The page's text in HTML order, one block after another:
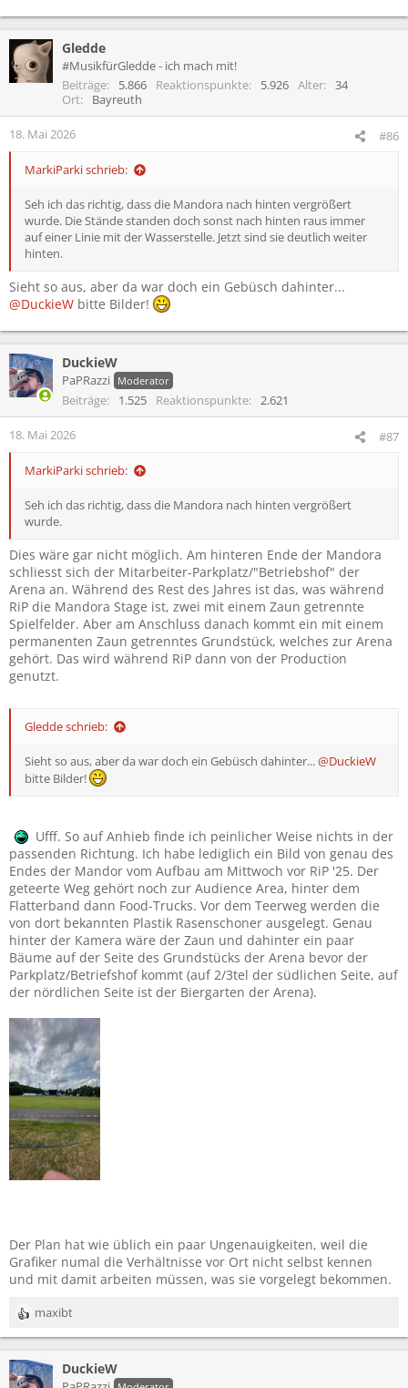
Gledde
#MusikfürGledde - ich mach mit!
Beiträge
5.866 Reaktionspunkte 5.926 Alter
34
Ort
Bayreuth
18. Mai 2026 #86
MarkiParki schrieb:
Seh ich das richtig, dass die Mandora nach hinten vergrößert
wurde. Die Stände standen doch sonst nach hinten raus immer
auf einer Linie mit der Wasserstelle. Jetzt sind sie deutlich weiter
hinten.
Sieht so aus, aber da war doch ein Gebüsch dahinter...
@DuckieW bitte Bilder!
DuckieW
PaPRazzi Moderator
Beiträge 1.525 Reaktionspunkte 2.621
18. Mai 2026 #87
MarkiParki schrieb:
Seh ich das richtig, dass die Mandora nach hinten vergrößert
wurde.
Dies wäre gar nicht möglich. Am hinteren Ende der Mandora
schliesst sich der Mitarbeiter-Parkplatz/"Betriebshof" der
Arena an. Während des Rest des Jahres ist das, was während
RiP die Mandora Stage ist, zwei mit einem Zaun getrennte
Spielfelder. Aber am Anschluss danach kommt ein mit einem
permanenten Zaun getrenntes Grundstück, welches zur Arena
gehört. Das wird während RiP dann von der Production
genutzt.
Gledde schrieb:
Sieht so aus, aber da war doch ein Gebüsch dahinter...@DuckieW
bitte Bilder!
Ufff. So auf Anhieb finde ich peinlicher Weise nichts in der
passenden Richtung. Ich habe lediglich ein Bild von genau des
Endes der Mandor vom Aufbau am Mittwoch vor RiP '25. Der
geteerte Weg gehört noch zur Audience Area, hinter dem
Flatterband dann Food-Trucks. Vor dem Teerweg werden die
von dort bekannten Plastik Rasenschoner ausgelegt. Genau
hinter der Kamera wäre der Zaun und dahinter ein paar
Bäume auf der Seite des Grundstücks der Arena bevor der
Parkplatz/Betriefshof kommt (auf 2/3tel der südlichen Seite, auf
der nördlichen Seite ist der Biergarten der Arena).
Der Plan hat wie üblich ein paar Ungenauigkeiten, weil die
Grafiker numal die Verhältnisse vor Ort nicht selbst kennen
und mit damit arbeiten müssen, was sie vorgelegt bekommen.
R
e
k
maxibt
DuckieW